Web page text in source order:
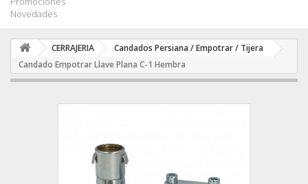
Novedades
CERRAJERIA
Candados Persiana / Empotrar / Tijera
Candado Empotrar Llave Plana C-1 Hembra